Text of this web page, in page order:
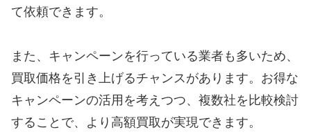
て依頼できます。
また、キャンペーンを行っている業者も多いため、
買取価格を引き上げるチャンスがあります。お得な
キャンペーンの活用を考えつつ、複数社を比較検討
することで、より高額買取が実現できます。